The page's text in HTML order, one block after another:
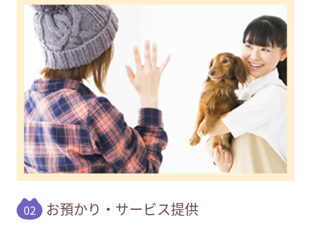
02 お預かり・サービス提供